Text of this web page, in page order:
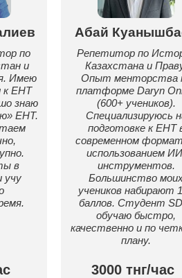
по
и
Имею
к ЕНТ
знаю
ЕНТ.
в
учу
Абай
Репетитор по
Казахстана и
Опыт менторства
платформе Daryn
(600+ учеников).
Специализируюсь
подготовке к ЕНТ
современном
использованием
инструментов.
Большинство
учеников набирают
баллов. Студент
обучаю быстро,
качественно и по
плану.
3000 тнг/час